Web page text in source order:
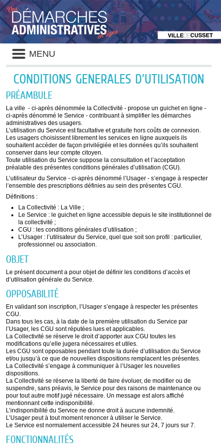
Liste
des
avertissements
MENU
CONDITIONS GENERALES D’UTILISATION
PRÉAMBULE
La ville - ci-après dénommée la Collectivité - propose un guichet en ligne -
ci-après dénommé le Service - contribuant à simplifier les démarches
administratives des usagers.
L’utilisation du Service est facultative et gratuite hors coûts de connexion.
Les usagers choisissent librement les services en ligne auxquels ils
souhaitent accéder de façon privilégiée et les données qu’ils souhaitent
conserver dans leur compte citoyen.
Toute utilisation du Service suppose la consultation et l’acceptation
préalable des présentes conditions générales d’utilisation (CGU).
L’utilisateur du Service - ci-après dénommé l’Usager - s’engage à respecter
l’ensemble des prescriptions définies au sein des présentes CGU.
Définitions :
La Collectivité : La Ville ;
Le Service : le guichet en ligne accessible depuis le site institutionnel de
la collectivité ;
CGU : les conditions générales d’utilisation ;
L’Usager : l’utilisateur du Service, quel que soit son profil : particulier,
professionnel ou association.
OBJET
Le présent document a pour objet de définir les conditions d’accès et
d’utilisation générale du Service.
OPPOSABILITÉ
En validant son inscription, l’Usager s’engage à respecter les présentes
CGU.
Dans tous les cas, à la date de la première utilisation du Service par
l’Usager, les CGU sont réputées lues et applicables.
La Collectivité se réserve le droit d’apporter aux CGU toutes les
modifications qu’elle jugera nécessaires et utiles.
Les CGU sont opposables pendant toute la durée d’utilisation du Service
et/ou jusqu’à ce que de nouvelles dispositions remplacent les présentes.
La Collectivité s’engage à communiquer à l’Usager les nouvelles
dispositions.
La Collectivité se réserve la liberté de faire évoluer, de modifier ou de
suspendre, sans préavis, le Service pour des raisons de maintenance ou
pour tout autre motif jugé nécessaire. Un message est alors affiché
mentionnant cette indisponibilité.
L’indisponibilité du Service ne donne droit à aucune indemnité.
L’Usager peut à tout moment renoncer à utiliser le Service.
Le Service est normalement accessible 24 heures sur 24, 7 jours sur 7.
FONCTIONNALITÉS